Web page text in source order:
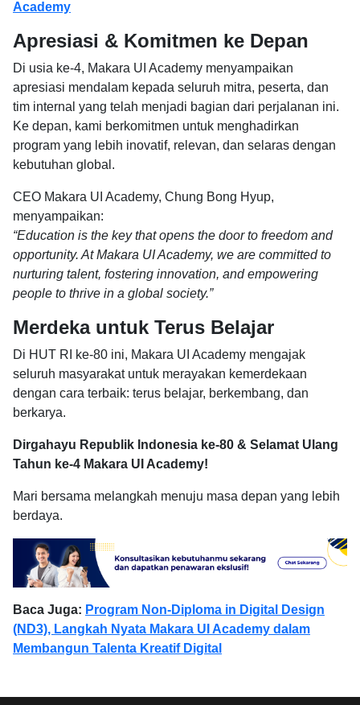
Academy
Apresiasi & Komitmen ke Depan
Di usia ke-4, Makara UI Academy menyampaikan
apresiasi mendalam kepada seluruh mitra, peserta, dan
tim internal yang telah menjadi bagian dari perjalanan ini.
Ke depan, kami berkomitmen untuk menghadirkan
program yang lebih inovatif, relevan, dan selaras dengan
kebutuhan global.
CEO Makara UI Academy, Chung Bong Hyup,
menyampaikan:
“Education is the key that opens the door to freedom and
opportunity. At Makara UI Academy, we are committed to
nurturing talent, fostering innovation, and empowering
people to thrive in a global society.”
Merdeka untuk Terus Belajar
Di HUT RI ke-80 ini, Makara UI Academy mengajak
seluruh masyarakat untuk merayakan kemerdekaan
dengan cara terbaik: terus belajar, berkembang, dan
berkarya.
Dirgahayu Republik Indonesia ke-80 & Selamat Ulang
Tahun ke-4 Makara UI Academy!
Mari bersama melangkah menuju masa depan yang lebih
berdaya.
Baca Juga: Program Non-Diploma in Digital Design
(ND3), Langkah Nyata Makara UI Academy dalam
Membangun Talenta Kreatif Digital